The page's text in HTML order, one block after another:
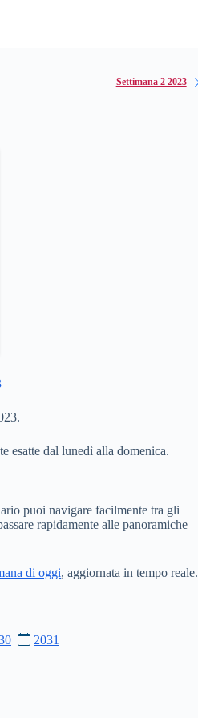
Settimana 2 2023
esatte dal lunedì alla domenica.
puoi navigare facilmente tra gli
rapidamente alle panoramiche
di oggi, aggiornata in tempo reale.
2031